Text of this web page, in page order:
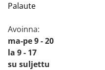
Palaute
Avoinna:
ma-pe 9 - 20
la 9 - 17
su suljettu